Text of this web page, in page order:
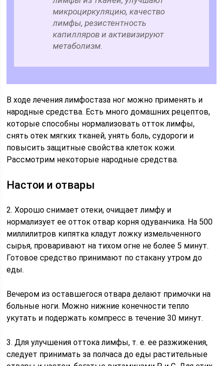
микроциркуляцию, качество
лимфы, резистентность
капилляров и активизируют
метаболизм.
В ходе лечения лимфостаза ног можно применять и
народные средства. Есть много домашних рецептов,
которые способны нормализовать отток лимфы,
снять отек мягких тканей, унять боль, судороги и
повысить защитные свойства клеток кожи.
Рассмотрим некоторые народные средства.
Настои и отвары
2. Хорошо снимает отеки, очищает лимфу и
нормализует ее отток отвар корня одуванчика. На 500
миллилитров кипятка кладут ложку измельченного
сырья, проваривают на тихом огне не более 5 минут.
Готовое средство принимают по стакану утром до
еды.
Вечером из оставшегося отвара делают примочки на
больные ноги. Можно нижние конечности тепло
укутать и подержать компресс в течение 30 минут.
3. Для улучшения оттока лимфы, т. е. ее разжижения,
следует принимать за полчаса до еды растительные